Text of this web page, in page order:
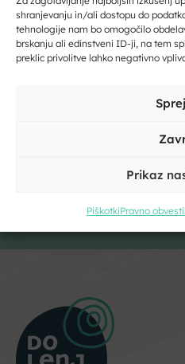
shranjevanju in/ali dostopu do
tehnologije nam bo omogočilo
brskanju ali edinstveni ID-ji, na tem
preklic privolitve lahko negativno
Prikaz
PiškotkiPravno
Vpišite svoj e-naslov
in omogočiti to